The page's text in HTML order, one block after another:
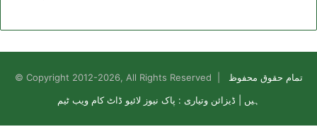
© Copyright 2012-2026, All Rights Reserved |
تمام حقوق محفوظ
ہیں | ڈیزائن وتیاری : پاک نیوز لائیو ڈاٹ کام ویب ٹیم